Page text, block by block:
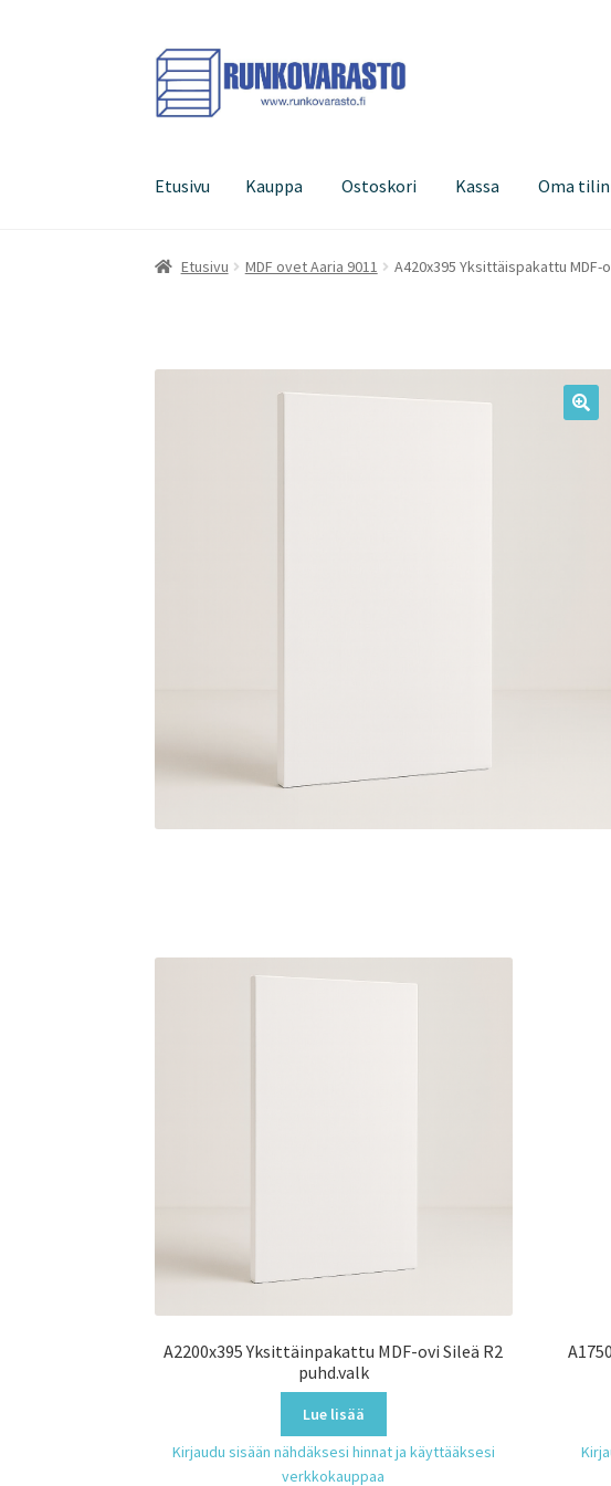
Siirry
navigointiin
Siirry
sisältöön
Etusivu Kauppa Ostoskori Kassa Oma
Etusivu KauppaOstoskori Kassa Oma tilini
Etusivu MDF ovet Aaria 9011 A420x395 Yksittäispakattu MDF-
A2200x395 Yksittäinpakattu MDF-ovi Sileä R2
puhd.valk
Lue lisää
Kirjaudu sisään nähdäksesi hinnat ja käyttääksesi
verkkokauppaa